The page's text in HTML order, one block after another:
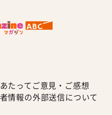
たって ご意見・ご感想
情報の外部送信について